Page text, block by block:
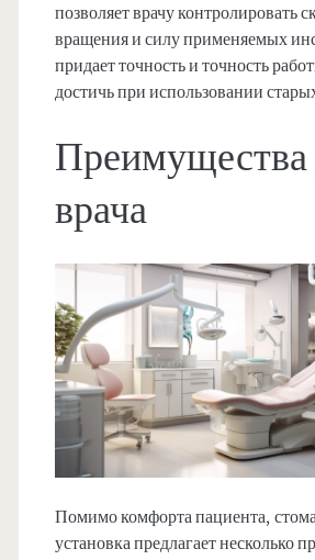
позволяет врачу контролировать
вращения и силу применяемых
придает точность и точность
достичь при использовании
Преимущества
врача
Помимо комфорта пациента,
установка предлагает несколько